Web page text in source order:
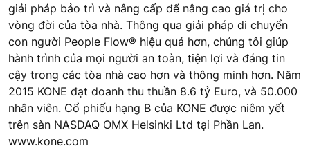
giải pháp bảo trì và nâng cấp để nâng cao giá trị cho
vòng đời của tòa nhà. Thông qua giải pháp di chuyển
con người People Flow® hiệu quả hơn, chúng tôi giúp
hành trình của mọi người an toàn, tiện lợi và đáng tin
cậy trong các tòa nhà cao hơn và thông minh hơn. Năm
2015 KONE đạt doanh thu thuần 8.6 tỷ Euro, và 50.000
nhân viên. Cổ phiếu hạng B của KONE được niêm yết
trên sàn NASDAQ OMX Helsinki Ltd tại Phần Lan.
www.kone.com